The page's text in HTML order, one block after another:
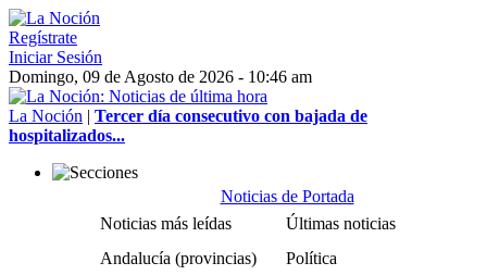
Regístrate
Iniciar Sesión
Domingo, 09 de Agosto de 2026 - 10:46 am
La Noción | Tercer día consecutivo con bajada de
hospitalizados...
Noticias de Portada
Noticias más leídas
Últimas noticias
Andalucía (provincias)
Política